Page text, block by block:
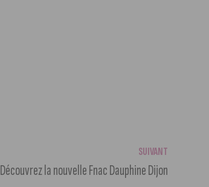
SUIVANT
Découvrez la nouvelle Fnac Dauphine Dijon